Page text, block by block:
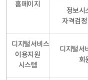
홈페이지
정보시
자격검
디지털서비스
이용지원
시스템
디지털서
회